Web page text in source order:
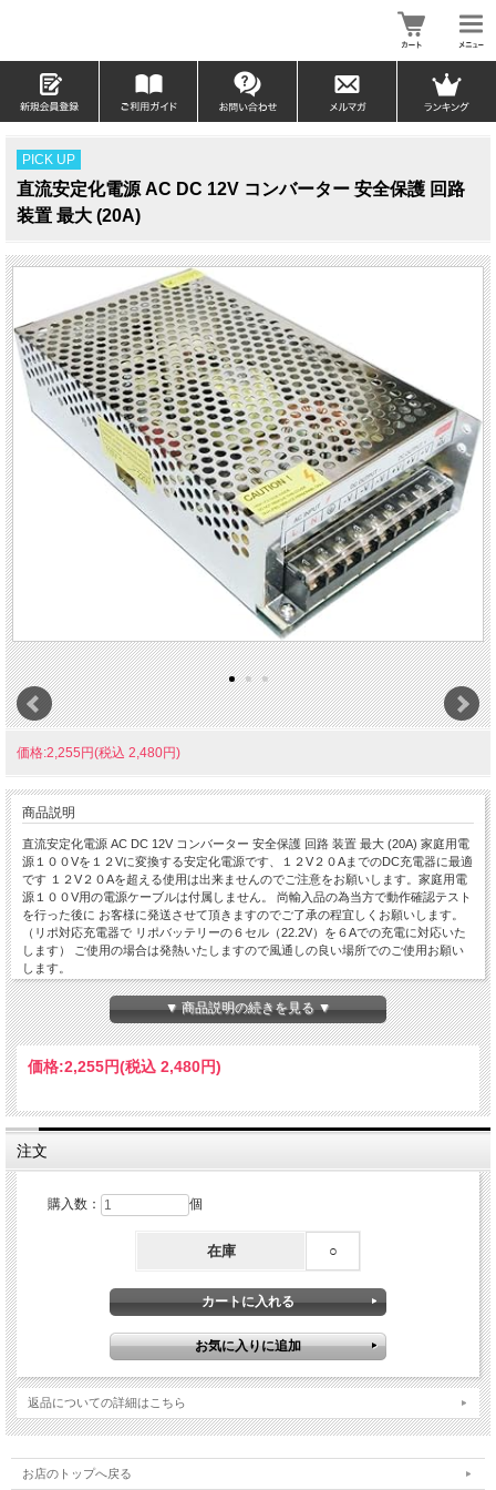
PICK UP
直流安定化電源 AC DC 12V コンバーター 安全保護 回路
装置 最大 (20A)
価格:2,255円(税込 2,480円)
商品説明
直流安定化電源 AC DC 12V コンバーター 安全保護 回路 装置 最大 (20A) 家庭用電
源１００Vを１２Vに変換する安定化電源です、１２V２０AまでのDC充電器に最適
です １２V２０Aを超える使用は出来ませんのでご注意をお願いします。家庭用電
源１００V用の電源ケーブルは付属しません。 尚輸入品の為当方で動作確認テスト
を行った後に お客様に発送させて頂きますのでご了承の程宜しくお願いします。
（リポ対応充電器で リポバッテリーの６セル（22.2V）を６Aでの充電に対応いた
します） ご使用の場合は発熱いたしますので風通しの良い場所でのご使用お願い
します。
▼ 商品説明の続きを見る ▼
価格:2,255円(税込 2,480円)
注文
購入数： 個
在庫 ○
返品についての詳細はこちら
お店のトップへ戻る